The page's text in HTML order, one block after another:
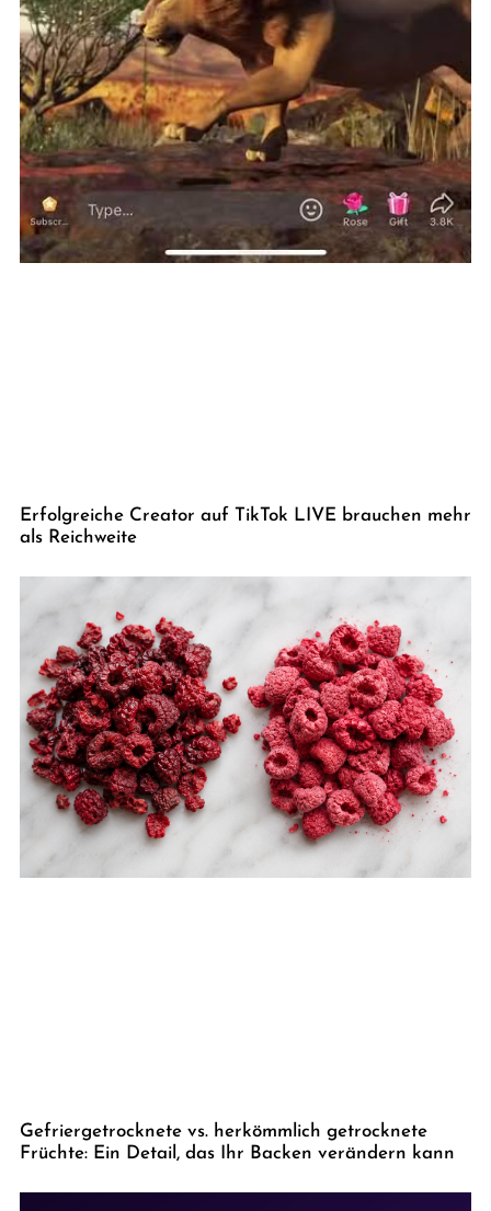
Erfolgreiche Creator auf TikTok LIVE brauchen mehr
als Reichweite
Gefriergetrocknete vs. herkömmlich getrocknete
Früchte: Ein Detail, das Ihr Backen verändern kann